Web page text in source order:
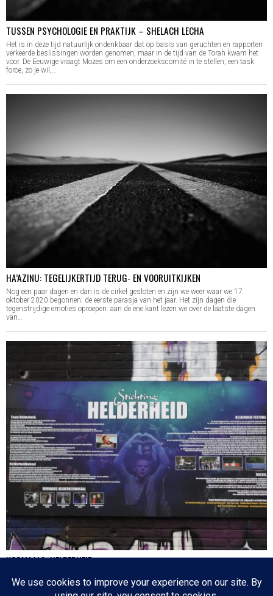
TUSSEN PSYCHOLOGIE EN PRAKTIJK – SHELACH LECHA
Het is in deze tijd natuurlijk ondenkbaar dat op basis van geruchten en rapporten
verkeerde beslissingen worden genomen, maar in de tijd van de Torah kwam het
voor. De Eeuwige vraagt Mozes om een onderzoekscomité in te stellen, een task
force, zo je wil,…
HA’AZINU: TEGELIJKERTIJD TERUG- EN VOORUITKIJKEN
Nog een paar dagen en dan is de cirkel gesloten en zijn we weer waar we 17
oktober 2020 begonnen: de eerste parasja van het jaar. Het zijn dagen die
tegenstrijdige emoties oproepen: aan de ene kant lezen we over de laatste dagen
van…
NOGMAALS: HELDERHEID
’80 was ik, scholier nog, actief in de anti-apartheidsbeweging. Vanaf de Oude Vest
79 in Leiden startten we plak- en picketacties, organiseerden we demonstraties en